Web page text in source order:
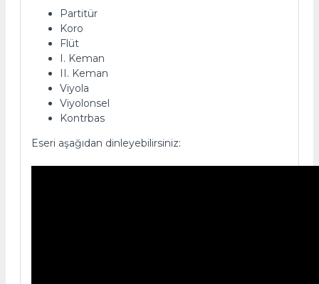
Partitür
Koro
Flüt
I. Keman
II. Keman
Viyola
Viyolonsel
Kontrbas
Eseri aşağıdan dinleyebilirsiniz: